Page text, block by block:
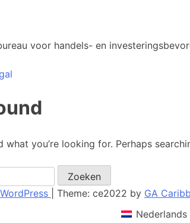
voor handels- en
what you’re looking for. Perhaps
Theme: ce2022 by GA
Nederlands